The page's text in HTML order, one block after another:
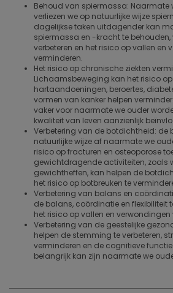
Behoud van spiermassa: Naarmate
verliezen we op natuurlijke wijze
dagelijkse taken uitdagender kan
spiermassa en -kracht te
verbeteren en het risico op vallen en
verminderen.
Het risico op chronische ziekten
Lichaamsbeweging kan het risico
hartaandoeningen, beroertes,
vormen van kanker helpen
vaker voor naarmate we ouder
kwaliteit van leven aanzienlijk
Verbetering van de botdichtheid: de
natuurlijke wijze af naarmate we
risico op fracturen en osteoporose
gewichtdragende activiteiten, zoals
gewichtheffen, kan helpen de
het risico op botbreuken te
Verbetering van balans en
de balans, coördinatie en flexibiliteit
het risico op vallen en
Verbetering van de geestelijke
helpen de stemming te verbeteren,
verminderen en de cognitieve
belangrijk kan zijn naarmate we